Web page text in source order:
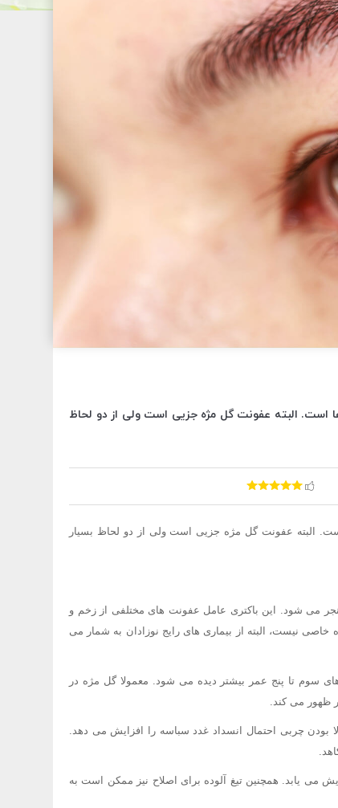
البته عفونت گل مژه جزیی است ولی از دو لحاظ
البته عفونت گل مژه جزیی است ولی از دو لحاظ بسیار
می شود. این باکتری عامل عفونت های مختلفی از زخم و
نیست، البته از بیماری های رایج نوزادان به شمار می
سوم تا پنج عمر بیشتر دیده می شود. معمولا گل مژه در
ظهور می کند.
بودن چربی احتمال انسداد غدد سباسه را افزایش می دهد.
می یابد. همچنین تیغ آلوده برای اصلاح نیز ممکن است به